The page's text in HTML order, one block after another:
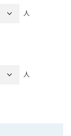
人
人